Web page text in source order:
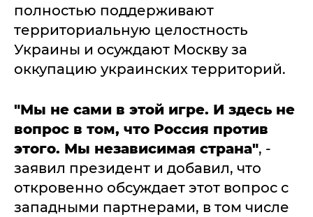
полностью поддерживают
территориальную целостность
Украины и осуждают Москву за
оккупацию украинских территорий.
"Мы не сами в этой игре. И здесь не
вопрос в том, что Россия против
этого. Мы независимая страна", -
заявил президент и добавил, что
откровенно обсуждает этот вопрос с
западными партнерами, в том числе